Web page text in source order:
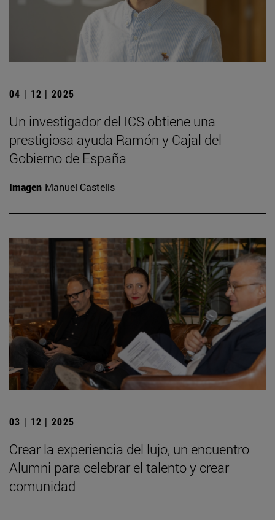
04 | 12 | 2025
Un investigador del ICS obtiene una
prestigiosa ayuda Ramón y Cajal del
Gobierno de España
Imagen Manuel Castells
03 | 12 | 2025
Crear la experiencia del lujo, un encuentro
Alumni para celebrar el talento y crear
comunidad